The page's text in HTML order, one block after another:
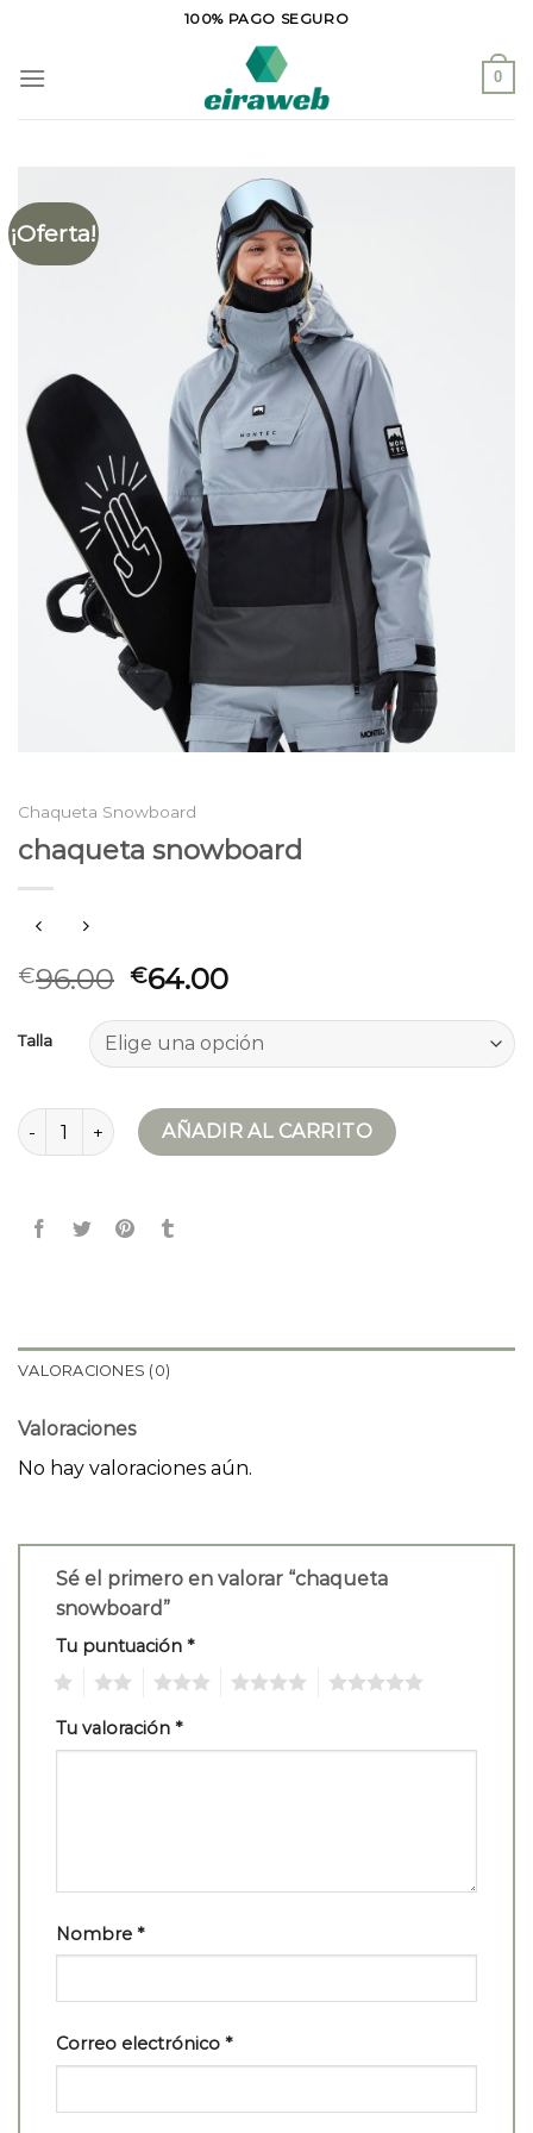
contenido
100% PAGO SEGURO
0
¡Oferta!
Chaqueta Snowboard
chaqueta snowboard
€96.00 €64.00
Talla
chaqueta snowboard cantidad
AÑADIR AL CARRITO
VALORACIONES (0)
Valoraciones
No hay valoraciones aún.
Sé el primero en valorar “chaqueta
snowboard”
Tu puntuación *
Tu valoración *
Nombre *
Correo electrónico *